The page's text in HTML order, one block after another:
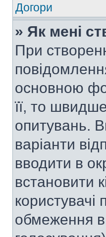
Догори
» Як мені
При
основною
її, то
опитувань.
варіанти
вводити в
встановити
обмеження в